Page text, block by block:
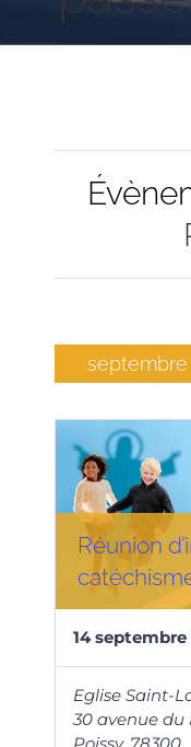
septembre
Réunion
14 septembre
Eglise Saint-
30 avenue du